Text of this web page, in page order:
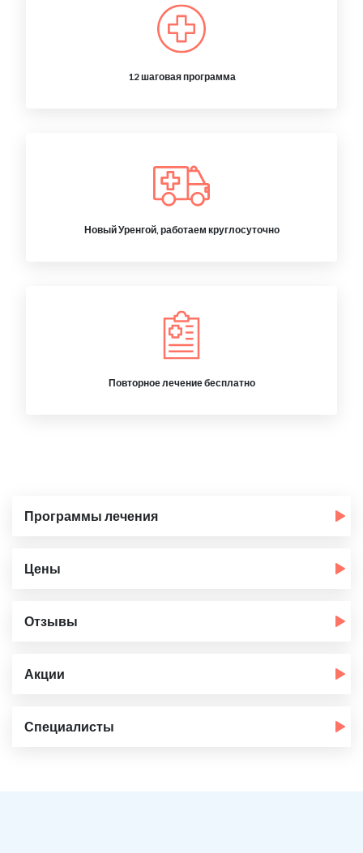
12 шаговая программа
Новый Уренгой, работаем круглосуточно
Повторное лечение бесплатно
Программы лечения
Цены
Отзывы
Акции
Специалисты